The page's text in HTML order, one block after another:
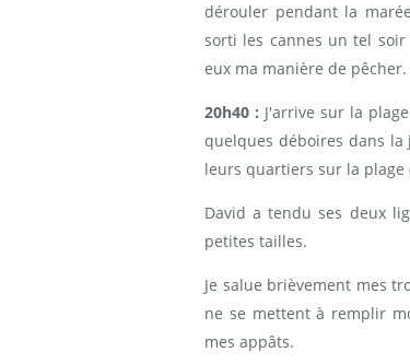
dérouler pendant la
sorti les cannes un tel
eux ma manière de pêcher.
20h40 : J'arrive sur la
quelques déboires dans la
leurs quartiers sur la plage
David a tendu ses deux
petites tailles.
Je salue brièvement mes
ne se mettent à remplir
mes appâts.